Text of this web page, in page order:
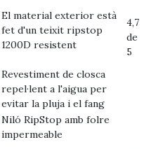
El material exterior està
fet d'un teixit ripstop
1200D resistent
Revestiment de closca
repel·lent a l'aigua per
evitar la pluja i el fang
4,7
de
5
Niló RipStop amb folre
impermeable